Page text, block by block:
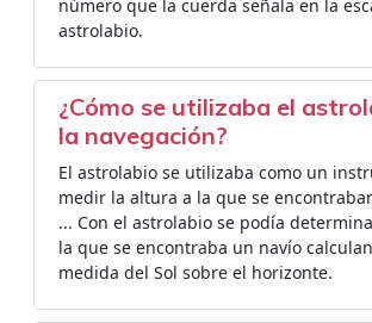
número que la cuerda señala en la
astrolabio.
¿Cómo se utilizaba el
la navegación?
El astrolabio se utilizaba como un
medir la altura a la que se
... Con el astrolabio se podía
la que se encontraba un navío
medida del Sol sobre el horizonte.